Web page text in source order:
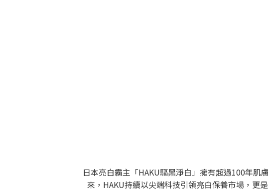
日本亮白霸主「HAKU驅黑淨白」擁有超過100年
來，HAKU持續以尖端科技引領亮白保養市場，更